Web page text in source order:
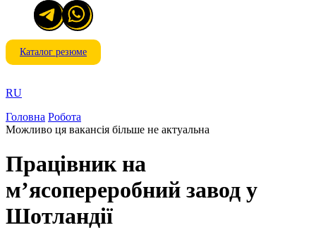
Каталог резюме
RU
Головна Робота
Можливо ця вакансія більше не актуальна
Працівник на
м’ясопереробний завод у
Шотландії